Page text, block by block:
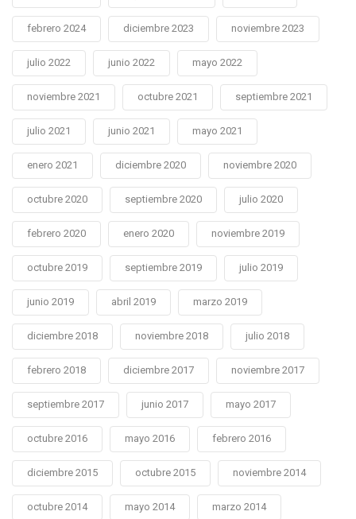
febrero 2024 diciembre 2023 noviembre 2023
julio 2022 junio 2022 mayo 2022
noviembre 2021 octubre 2021 septiembre 2021
julio 2021 junio 2021 mayo 2021
enero 2021 diciembre 2020 noviembre 2020
octubre 2020 septiembre 2020 julio 2020
febrero 2020 enero 2020 noviembre 2019
octubre 2019 septiembre 2019 julio 2019
junio 2019 abril 2019 marzo 2019
diciembre 2018 noviembre 2018 julio 2018
febrero 2018 diciembre 2017 noviembre 2017
septiembre 2017 junio 2017 mayo 2017
octubre 2016 mayo 2016 febrero 2016
diciembre 2015 octubre 2015 noviembre 2014
octubre 2014 mayo 2014 marzo 2014